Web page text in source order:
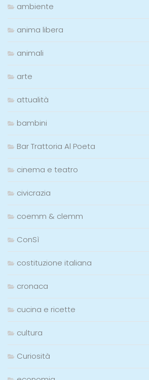
ambiente
anima libera
animali
arte
attualità
bambini
Bar Trattoria Al Poeta
cinema e teatro
civicrazia
coemm & clemm
ConSì
costituzione italiana
cronaca
cucina e ricette
cultura
Curiosità